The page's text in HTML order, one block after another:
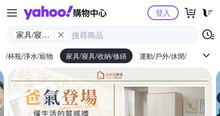
Yahoo購物中心
家具/寢具/
登入
/杯瓶/淨水/寵物 家具/寢具/收納/修繕 運動/戶外/休閒/健身